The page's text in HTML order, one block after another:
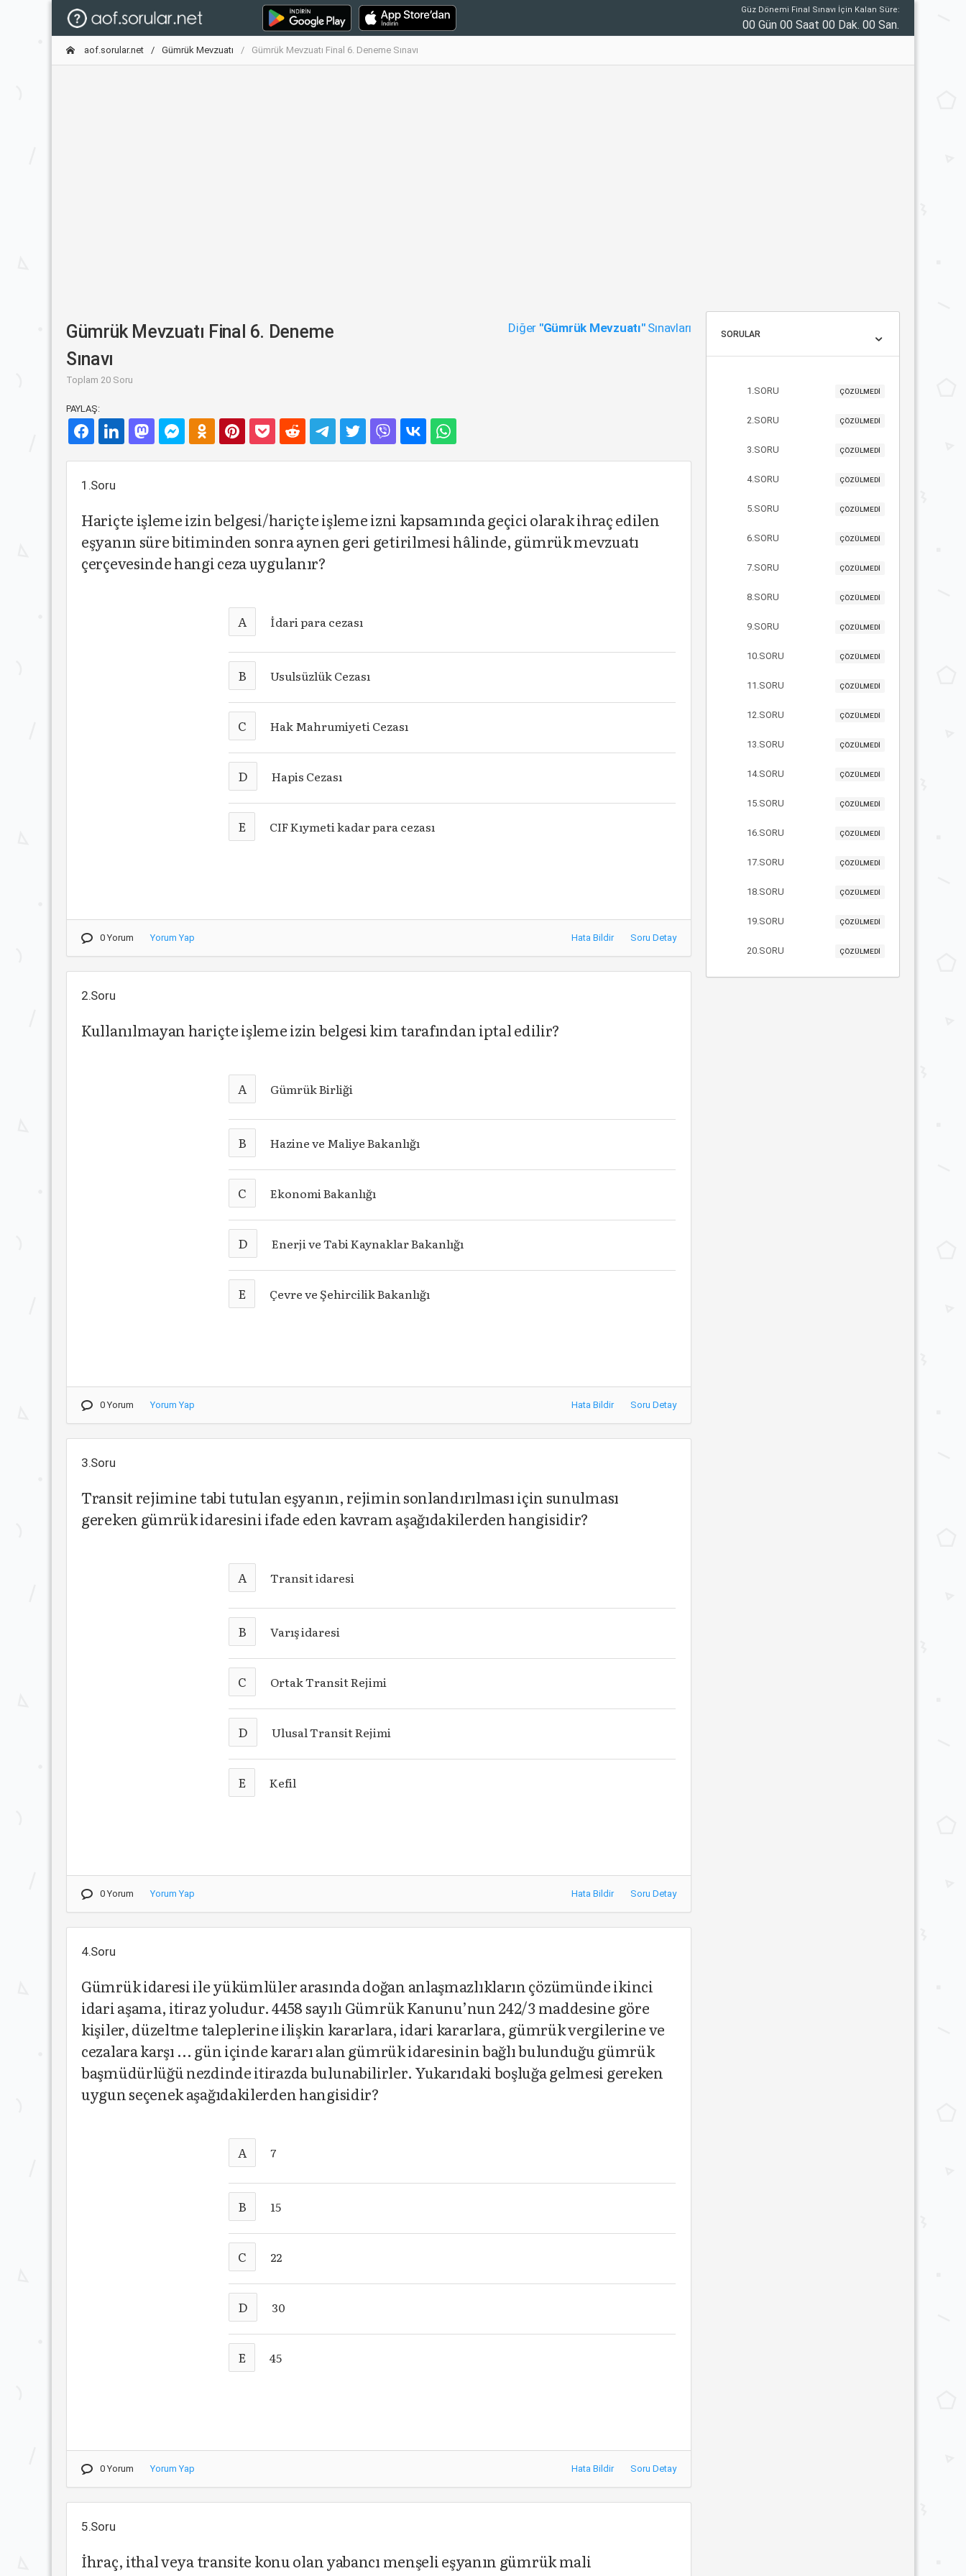
Güz Dönemi Final Sınavı İçin Kalan Süre:
00 Gün 00 Saat 00 Dak. 00 San.
aof.sorular.net Gümrük Mevzuatı Gümrük Mevzuatı Final 6. Deneme Sınavı
Gümrük Mevzuatı Final 6. Deneme
Sınavı
Toplam 20 Soru
Diğer "Gümrük Mevzuatı"Sınavları
PAYLAŞ:
1.Soru
Hariçte işleme izin belgesi/hariçte işleme izni kapsamında geçici olarak ihraç edilen
eşyanın süre bitiminden sonra aynen geri getirilmesi hâlinde, gümrük mevzuatı
çerçevesinde hangi ceza uygulanır?
A İdari para cezası
B Usulsüzlük Cezası
C Hak Mahrumiyeti Cezası
D Hapis Cezası
E CIF Kıymeti kadar para cezası
0 Yorum Yorum Yap Hata Bildir Soru Detay
2.Soru
Kullanılmayan hariçte işleme izin belgesi kim tarafından iptal edilir?
A Gümrük Birliği
B Hazine ve Maliye Bakanlığı
C Ekonomi Bakanlığı
D Enerji ve Tabi Kaynaklar Bakanlığı
E Çevre ve Şehircilik Bakanlığı
0 Yorum Yorum Yap Hata Bildir Soru Detay
3.Soru
Transit rejimine tabi tutulan eşyanın, rejimin sonlandırılması için sunulması
gereken gümrük idaresini ifade eden kavram aşağıdakilerden hangisidir?
A Transit idaresi
B Varış idaresi
C Ortak Transit Rejimi
D Ulusal Transit Rejimi
E Kefil
0 Yorum Yorum Yap Hata Bildir Soru Detay
4.Soru
Gümrük idaresi ile yükümlüler arasında doğan anlaşmazlıkların çözümünde ikinci
idari aşama, itiraz yoludur. 4458 sayılı Gümrük Kanunu’nun 242/3 maddesine göre
kişiler, düzeltme taleplerine ilişkin kararlara, idari kararlara, gümrük vergilerine ve
cezalara karşı ... gün içinde kararı alan gümrük idaresinin bağlı bulunduğu gümrük
başmüdürlüğü nezdinde itirazda bulunabilirler. Yukarıdaki boşluğa gelmesi gereken
uygun seçenek aşağıdakilerden hangisidir?
A 7
B 15
C 22
D 30
E 45
0 Yorum Yorum Yap Hata Bildir Soru Detay
5.Soru
İhraç, ithal veya transite konu olan yabancı menşeli eşyanın gümrük mali
SORULAR
1.SORU ÇÖZÜLMEDİ
2.SORU ÇÖZÜLMEDİ
3.SORU ÇÖZÜLMEDİ
4.SORU ÇÖZÜLMEDİ
5.SORU ÇÖZÜLMEDİ
6.SORU ÇÖZÜLMEDİ
7.SORU ÇÖZÜLMEDİ
8.SORU ÇÖZÜLMEDİ
9.SORU ÇÖZÜLMEDİ
10.SORU ÇÖZÜLMEDİ
11.SORU ÇÖZÜLMEDİ
12.SORU ÇÖZÜLMEDİ
13.SORU ÇÖZÜLMEDİ
14.SORU ÇÖZÜLMEDİ
15.SORU ÇÖZÜLMEDİ
16.SORU ÇÖZÜLMEDİ
17.SORU ÇÖZÜLMEDİ
18.SORU ÇÖZÜLMEDİ
19.SORU ÇÖZÜLMEDİ
20.SORU ÇÖZÜLMEDİ